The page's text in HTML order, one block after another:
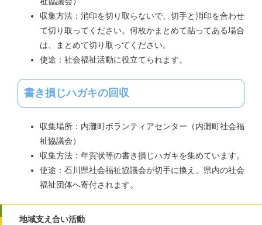
収集方法：消印を切り取らないで、切手と消印を合わせ
て切り取ってください。何枚かまとめて貼ってある場合
は、まとめて切り取ってください。
使途：社会福祉活動に役立てられます。
書き損じハガキの回収
収集場所：内灘町ボランティアセンター（内灘町社会福
祉協議会）
収集方法：年賀状等の書き損じハガキを集めています。
使途：石川県社会福祉協議会が切手に換え、県内の社会
福祉団体へ寄付されます。
地域支え合い活動